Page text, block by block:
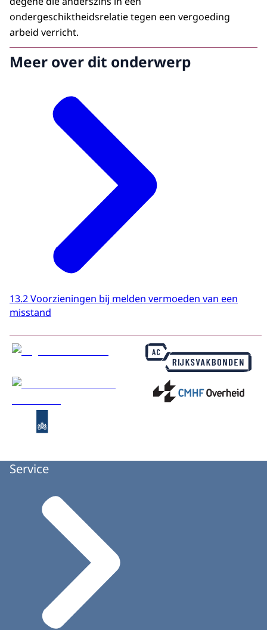
ondergeschiktheidsrelatie tegen een vergoeding
arbeid verricht.
Meer over dit onderwerp
13.2 Voorzieningen bij melden vermoeden van een
misstand
Service